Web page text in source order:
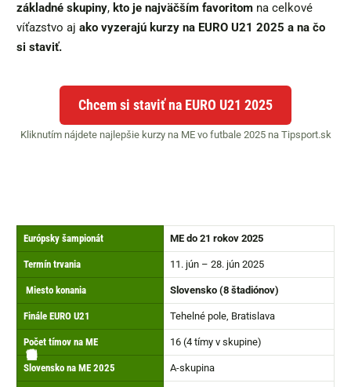
základné skupiny, kto je najväčším favoritom na celkové
víťazstvo aj ako vyzerajú kurzy na EURO U21 2025 a na čo
si staviť.
Chcem si staviť na EURO U21 2025
Kliknutím nájdete najlepšie kurzy na ME vo futbale 2025 na Tipsport.sk
🏆
Európsky šampionát ME do 21 rokov 2025
⏰
Termín trvania 11. jún – 28. jún 2025
🏟️
Miesto konania Slovensko (8 štadiónov)
🏅
Finále EURO U21 Tehelné pole, Bratislava
📝
Počet tímov na ME
16 (4 tímy v skupine)
🔴
Slovensko na ME 2025
A-skupina
🆚
📺
✅
〽️